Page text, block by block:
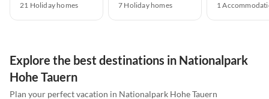
21 Holiday homes 7 Holiday homes 1
Explore the best destinations in Nationalpark
Hohe Tauern
Plan your perfect vacation in Nationalpark Hohe Tauern